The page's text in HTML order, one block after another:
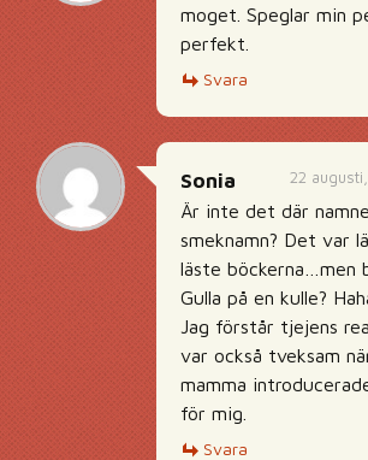
moget. Speglar min
perfekt.
Svara
22
Sonia
Är inte det där
smeknamn? Det var
läste böckerna…men
Gulla på en kulle?
Jag förstår tjejens
var också tveksam
mamma
för mig.
Svara